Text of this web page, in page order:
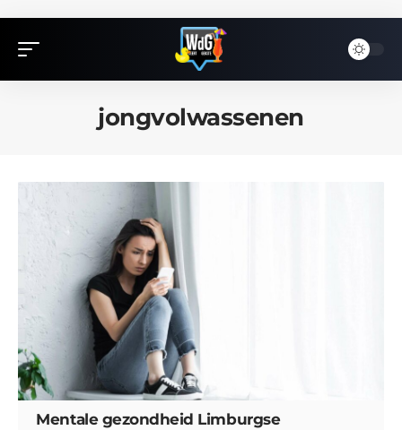
jongvolwassenen
Mentale gezondheid Limburgse